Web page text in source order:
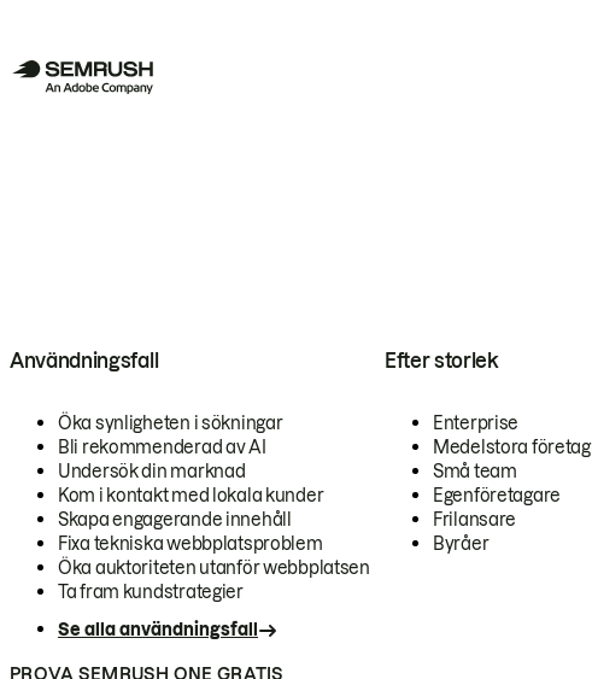
Användningsfall
Öka synligheten i sökningar
Bli rekommenderad av AI
Undersök din marknad
Kom i kontakt med lokala kunder
Skapa engagerande innehåll
Fixa tekniska webbplatsproblem
Öka auktoriteten utanför webbplatsen
Ta fram kundstrategier
Se alla användningsfall
Efter storlek
Enterprise
Medelstora företag
Små team
Egenföretagare
Frilansare
Byråer
PROVA SEMRUSH ONE GRATIS